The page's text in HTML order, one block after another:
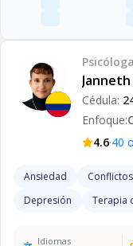
Psicóloga
Cédula:
Enfoque:
4.6·40
Ansiedad
Depresión
Terapia
Idiomas